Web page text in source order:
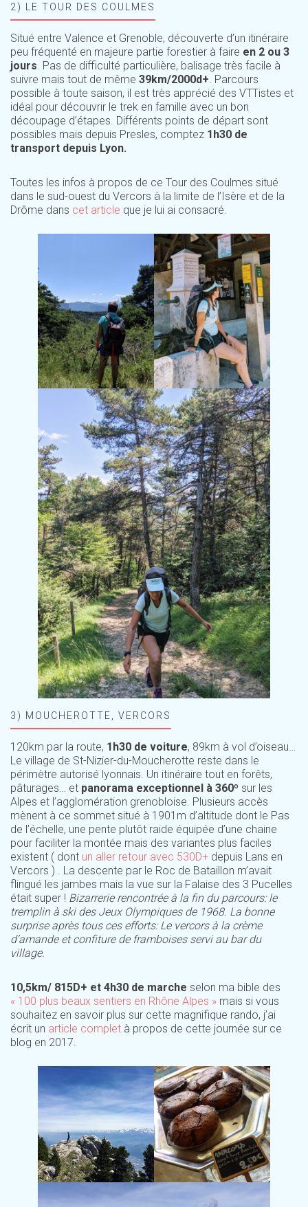
2) LE TOUR DES COULMES
Situé entre Valence et Grenoble, découverte d’un itinéraire
peu fréquenté en majeure partie forestier à faire en 2 ou 3
jours. Pas de difficulté particulière, balisage très facile à
suivre mais tout de même 39km/2000d+. Parcours
possible à toute saison, il est très apprécié des VTTistes et
idéal pour découvrir le trek en famille avec un bon
découpage d’étapes. Différents points de départ sont
possibles mais depuis Presles, comptez 1h30 de
transport depuis Lyon.
Toutes les infos à propos de ce Tour des Coulmes situé
dans le sud-ouest du Vercors à la limite de l’Isère et de la
Drôme dans cet article que je lui ai consacré.
3) MOUCHEROTTE, VERCORS
120km par la route, 1h30 de voiture, 89km à vol d’oiseau…
Le village de St-Nizier-du-Moucherotte reste dans le
périmètre autorisé lyonnais. Un itinéraire tout en forêts,
pâturages… et panorama exceptionnel à 360º sur les
Alpes et l’agglomération grenobloise. Plusieurs accès
mènent à ce sommet situé à 1901m d’altitude dont le Pas
de l’échelle, une pente plutôt raide équipée d’une chaine
pour faciliter la montée mais des variantes plus faciles
existent ( dont un aller retour avec 530D+ depuis Lans en
Vercors ) . La descente par le Roc de Bataillon m’avait
flingué les jambes mais la vue sur la Falaise des 3 Pucelles
était super ! Bizarrerie rencontrée à la fin du parcours: le
tremplin à ski des Jeux Olympiques de 1968. La bonne
surprise après tous ces efforts: Le vercors à la crème
d’amande et confiture de framboises servi au bar du
village.
10,5km/ 815D+ et 4h30 de marche selon ma bible des
« 100 plus beaux sentiers en Rhône Alpes » mais si vous
souhaitez en savoir plus sur cette magnifique rando, j’ai
écrit un article complet à propos de cette journée sur ce
blog en 2017.